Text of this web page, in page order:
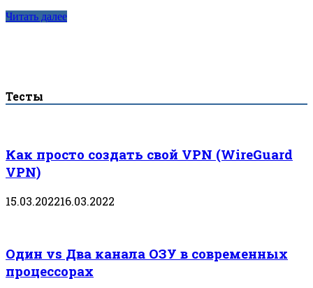
Читать далее
Тесты
Как просто создать свой VPN (WireGuard
VPN)
15.03.202216.03.2022
Один vs Два канала ОЗУ в современных
процессорах